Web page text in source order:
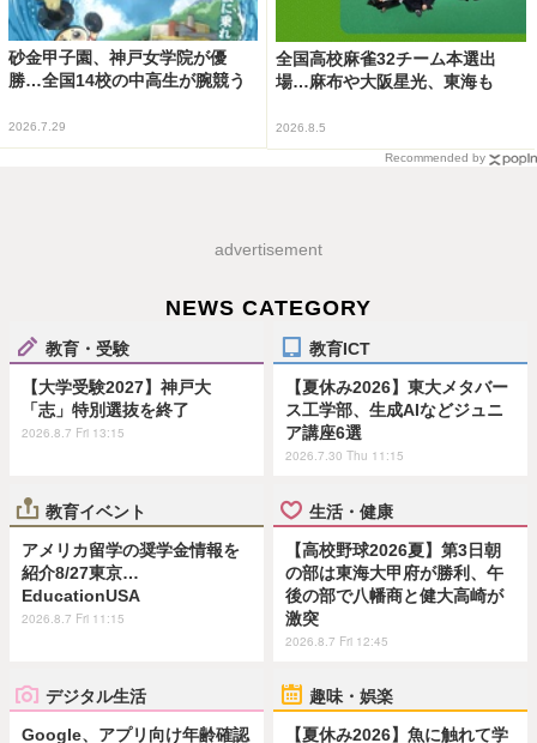
砂金甲子園、神戸女学院が優
勝…全国14校の中高生が腕競う
2026.7.29
全国高校麻雀32チーム本選出
場…麻布や大阪星光、東海も
2026.8.5
Recommended by
advertisement
NEWS CATEGORY
教育・受験
【大学受験2027】神戸大
「志」特別選抜を終了
2026.8.7 Fri 13:15
教育ICT
【夏休み2026】東大メタバー
ス工学部、生成AIなどジュニ
ア講座6選
2026.7.30 Thu 11:15
教育イベント
アメリカ留学の奨学金情報を
紹介8/27東京…
EducationUSA
2026.8.7 Fri 11:15
生活・健康
【高校野球2026夏】第3日朝
の部は東海大甲府が勝利、午
後の部で八幡商と健大高崎が
激突
2026.8.7 Fri 12:45
デジタル生活
Google、アプリ向け年齢確認
趣味・娯楽
【夏休み2026】魚に触れて学